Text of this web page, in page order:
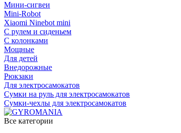
Мини-сигвеи
Mini-Robot
Xiaomi Ninebot mini
С рулем и сиденьем
С колонками
Мощные
Для детей
Внедорожные
Рюкзаки
Для электросамокатов
Сумки на руль для электросамокатов
Сумки-чехлы для электросамокатов
Все категории